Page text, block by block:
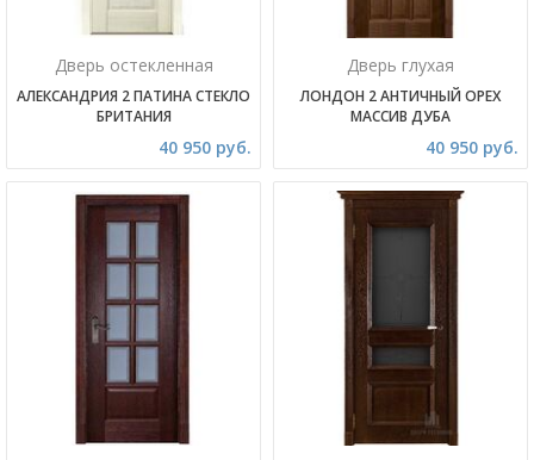
Дверь остекленная
АЛЕКСАНДРИЯ 2 ПАТИНА СТЕКЛО
БРИТАНИЯ
40 950 руб.
Дверь глухая
ЛОНДОН 2 АНТИЧНЫЙ ОРЕХ
МАССИВ ДУБА
40 950 руб.